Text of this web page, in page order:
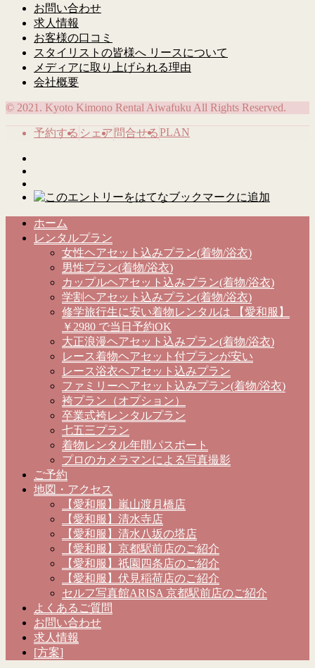
お問い合わせ
求人情報
お客様の口コミ
スタイリストの皆様へ リースについて
メディアに取り上げられる理由
会社概要
© 2021. Kyoto Kimono Rental Aiwafuku All Rights Reserved.
予約する シェア 問合せるPLAN
ホーム
レンタルプラン
女性ヘアセット込みプラン(着物/浴衣)
男性プラン(着物/浴衣)
カップルヘアセット込みプラン(着物/浴衣)
学割ヘアセット込みプラン(着物/浴衣)
修学旅行生に安い着物レンタルは 【愛和服】
￥2980 で当日予約OK
大正浪漫ヘアセット込みプラン(着物/浴衣)
レース着物ヘアセット付プランが安い
レース浴衣ヘアセット込みプラン
ファミリーヘアセット込みプラン(着物/浴衣)
袴プラン（オプション）
卒業式袴レンタルプラン
七五三プラン
着物レンタル年間パスポート
プロのカメラマンによる写真撮影
ご予約
地図・アクセス
【愛和服】嵐山渡月橋店
【愛和服】清水寺店
【愛和服】清水八坂の塔店
【愛和服】京都駅前店のご紹介
【愛和服】祇園四条店のご紹介
【愛和服】伏見稲荷店のご紹介
セルフ写真館ARISA 京都駅前店のご紹介
よくあるご質問
お問い合わせ
求人情報
[方案]